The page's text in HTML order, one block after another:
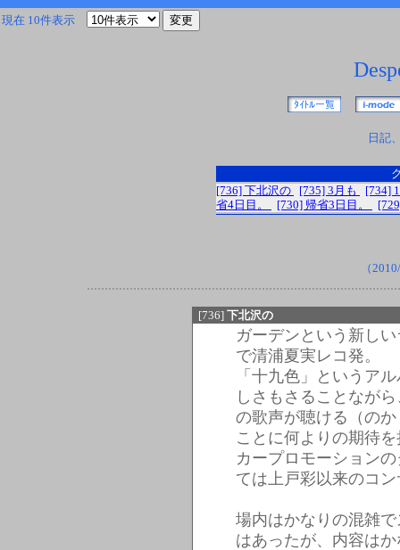
現在 10件表示
日記
[736] 下北沢の
[735] 3月も
[734]
省4日目。
[730] 帰省3日目。
（
[736] 下北沢の
ガーデンという新し
で清浦夏実レコ発。
「十九色」というア
しさもさることなが
の歌声が聴ける（の
ことに何よりの期待
カープロモーション
ては上戸彩以来のコ
場内はかなりの混雑
はあったが、内容は